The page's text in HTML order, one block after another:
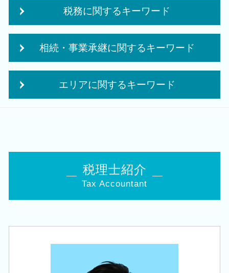
個人事業主 法人化 デメリット
融資 事業計画
株式会社 合同会社
事業計画書 収支計画
創業 融資 金利
創業融資 必要 書類
補助金 事業計画
税務に関するキーワード
決算業務
税理士 経営
法人税 中間申告
決算 提出 書類
修正申告 税務調査
法人税 修正申告
相続・事業承継に関するキーワード
遺産 贈与税
相続税 対策 贈与
相続 申告書
会社 相続
住宅取得等資金 贈与
エリアに関するキーワード
会社設立 税理士 相談 秋葉区
会社設立 税理士 相談 新潟駅
相続 税理士 相談 江南区
相続 税理士 相談 新潟市南区
税務顧問 税理士 相談 新発田市
創業支援 税理士 相談 新潟市東区
税理士紹介
Tax Accountant